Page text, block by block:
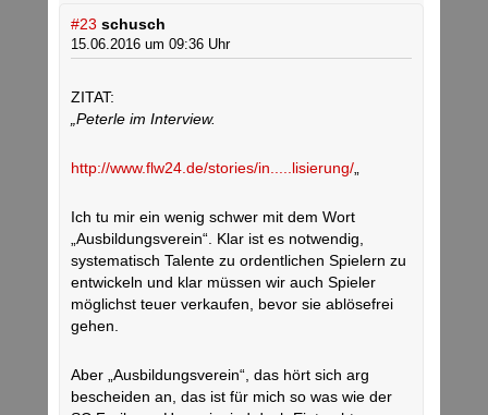
#23 schusch
15.06.2016 um 09:36 Uhr
ZITAT:
„Peterle im Interview.
http://www.flw24.de/stories/in.....lisierung/„
Ich tu mir ein wenig schwer mit dem Wort
„Ausbildungsverein“. Klar ist es notwendig,
systematisch Talente zu ordentlichen Spielern zu
entwickeln und klar müssen wir auch Spieler
möglichst teuer verkaufen, bevor sie ablösefrei
gehen.
Aber „Ausbildungsverein“, das hört sich arg
bescheiden an, das ist für mich so was wie der